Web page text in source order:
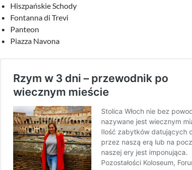
Hiszpańskie Schody
Fontanna di Trevi
Panteon
Piazza Navona